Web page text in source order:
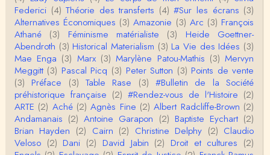
roland chaudat
IROQUOIS CANNIBALISM: FACT NOT FICTIONTho
mas S. AblerUniversity of WaterlooBien que ce text
e ne comp…
roland chaudat
Merci de relever ma généralisation hâtive en ce qu
i concerne une hypothétique proportion relative e
n…
Christophe Darmangeat
Pour ce qui est des effets de la variole, ils ont en
effet été catastrophiques 'une manière géné…
Federici (4) Théorie des transferts (4) #Sur les écrans (3)
Alternatives Économiques (3) Amazonie (3) Arc (3) François
Athané
(3) Féminisme matérialiste (3)
Heide Goettner-
Abendroth (3) Historical Materialism (3) La Vie des Idées (3)
Mae Enga (3) Marx (3) Marylène Patou-Mathis (3) Mervyn
Meggitt (3) Pascal Picq (3) Peter Sutton (3) Points de vente
(3) Préface (3) Table Rase (3) #Bulletin de la Société
préhistorique française (2) #Rendez-vous de l'Histoire (2)
ARTE (2) Aché (2) Agnès Fine (2) Albert Radcliffe-Brown (2)
Andamanais (2) Antoine Garapon (2) Baptiste Eychart (2)
Brian Hayden (2) Cairn (2) Christine Delphy (2) Claudio
Veloso (2) Dani (2) David Jabin (2) Droit et cultures (2)